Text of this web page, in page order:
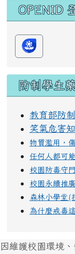
OPENID
防制學生
教育部防
笑氣危害
物質濫用，
任何人都可
校園防毒守
校園永續推
森林小學堂(
為什麼戒毒
因維護校園環境